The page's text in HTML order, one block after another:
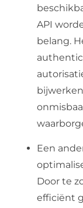
API
belang.
Een
Door te
efficiënt